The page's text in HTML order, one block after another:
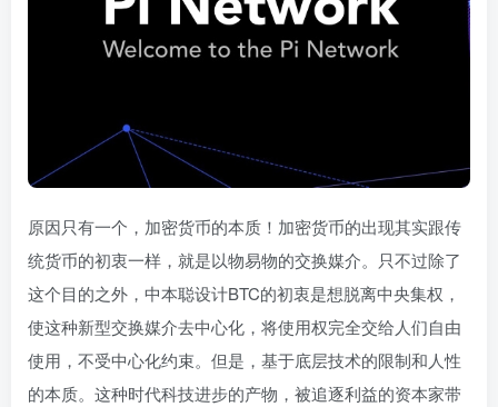
原因只有一个，加密货币的本质！加密货币的出现其实跟传
统货币的初衷一样，就是以物易物的交换媒介。只不过除了
这个目的之外，中本聪设计BTC的初衷是想脱离中央集权，
使这种新型交换媒介去中心化，将使用权完全交给人们自由
使用，不受中心化约束。但是，基于底层技术的限制和人性
的本质。这种时代科技进步的产物，被追逐利益的资本家带